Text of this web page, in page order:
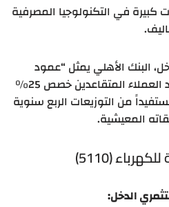
كبيرة في التكنولوجيا المصرفية
البنك الأهلي يمثل “عمود
الفقرات” في محافظهم. أحد العملاء المتقاعدين خصص 25%
من التوزيعات الربع سنوية
المعيشية.
(5110)
الدخل: